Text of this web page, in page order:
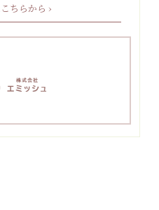
ちらから ›